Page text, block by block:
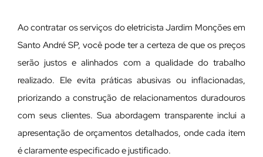
Ao contratar os serviços do eletricista Jardim Monções em
Santo André SP, você pode ter a certeza de que os preços
serão justos e alinhados com a qualidade do trabalho
realizado. Ele evita práticas abusivas ou inflacionadas,
priorizando a construção de relacionamentos duradouros
com seus clientes. Sua abordagem transparente inclui a
apresentação de orçamentos detalhados, onde cada item
é claramente especificado e justificado.